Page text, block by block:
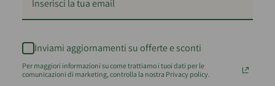
Inviami aggiornamenti su offerte e sconti
Per maggiori informazioni su come trattiamo i tuoi dati per le
comunicazioni di marketing, controlla la nostra Privacy policy.